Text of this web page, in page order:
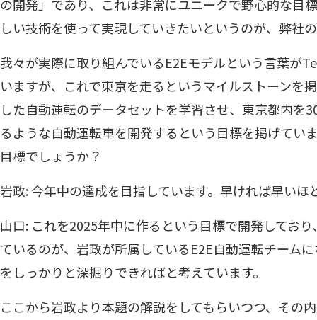
の開発」であり、これは非常にユニークで野心的な目
しい技術を使って実現していきたいというのが、弊社
我々が実際に取り組んでいるE2Eモデルという言葉が
いますが、これで東京を走るというマイルストーンを
した自動運転のデータセットを学習させ、東京都内を
るような自動運転車を開発するという目標を掲げてい
目標でしょうか？
岩政: 今年中の達成を目指しています。早ければ早いほ
山口: これを2025年中に作るという目標で開発してお
ているのが、岩政が所属しているE2E自動運転チーム
をしっかりと深掘りできればと考えています。
ここから岩政より本題の解説をしてもらいつつ、その